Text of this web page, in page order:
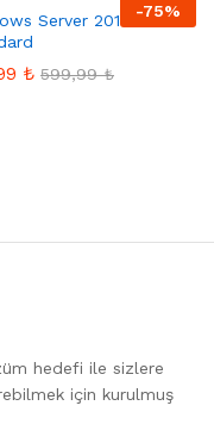
-75%
Server 2016
₺ 599,99₺
hedefi ile sizlere
için kurulmuş